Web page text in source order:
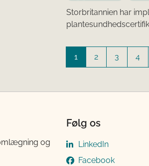
Storbritannien har
1 2 3 4
og
Følg os
LinkedIn
Facebook